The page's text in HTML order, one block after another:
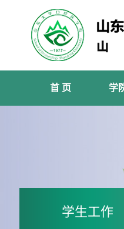
首 页 学
学生工作